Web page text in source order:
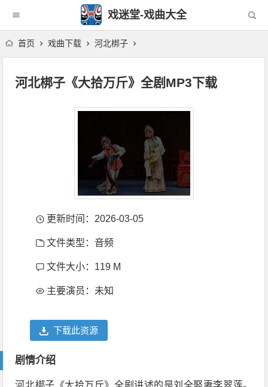
戏迷堂-戏曲大全
首页 戏曲下载 河北梆子
河北梆子《大拾万斤》全剧MP3下载
更新时间：2026-03-05
文件类型：音频
文件大小：119 M
主要演员：未知
下载此资源
剧情介绍
河北梆子《大拾万斤》全剧讲述的是刘全娶妻李翠莲。